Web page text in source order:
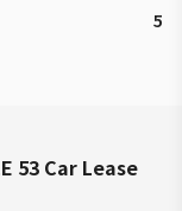
5
53 Car Lease